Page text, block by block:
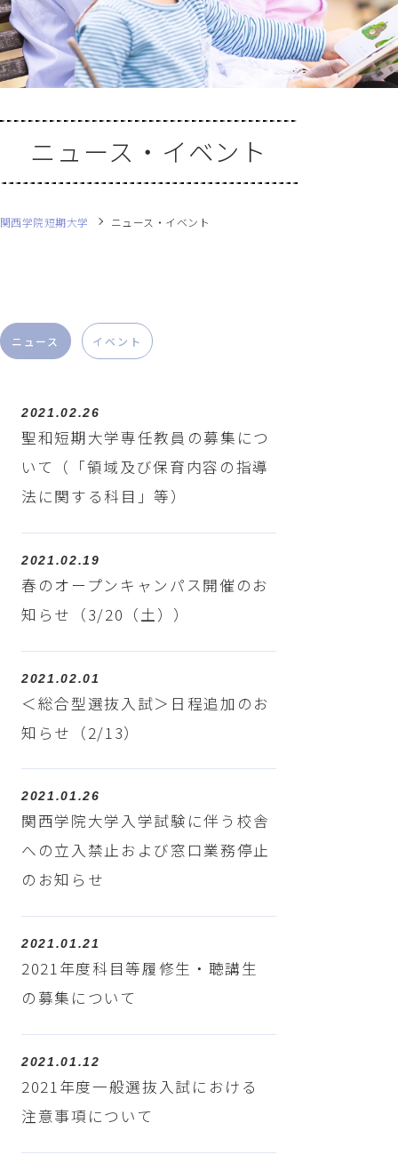
ニュース・イベント
関西学院短期大学 ニュース・イベント
ニュース イベント
2021.02.26
聖和短期大学専任教員の募集につ
いて（「領域及び保育内容の指導
法に関する科目」等）
2021.02.19
春のオープンキャンパス開催のお
知らせ（3/20（土））
2021.02.01
＜総合型選抜入試＞日程追加のお
知らせ（2/13）
2021.01.26
関西学院大学入学試験に伴う校舎
への立入禁止および窓口業務停止
のお知らせ
2021.01.21
2021年度科目等履修生・聴講生
の募集について
2021.01.12
2021年度一般選抜入試における
注意事項について